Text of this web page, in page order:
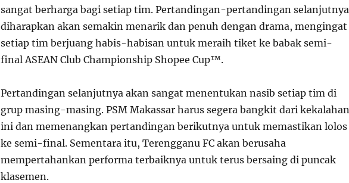
sangat berharga bagi setiap tim. Pertandingan-pertandingan selanjutnya
diharapkan akan semakin menarik dan penuh dengan drama, mengingat
setiap tim berjuang habis-habisan untuk meraih tiket ke babak semi-
final ASEAN Club Championship Shopee Cup™.
Pertandingan selanjutnya akan sangat menentukan nasib setiap tim di
grup masing-masing. PSM Makassar harus segera bangkit dari kekalahan
ini dan memenangkan pertandingan berikutnya untuk memastikan lolos
ke semi-final. Sementara itu, Terengganu FC akan berusaha
mempertahankan performa terbaiknya untuk terus bersaing di puncak
klasemen.